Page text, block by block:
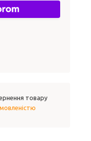
товару